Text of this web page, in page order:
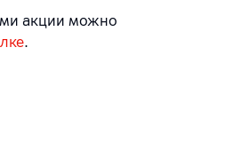
акции можно
.